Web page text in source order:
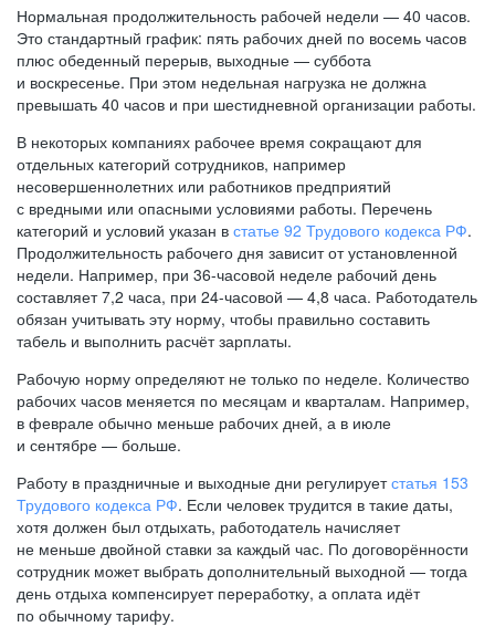
Нормальная продолжительность рабочей недели — 40 часов.
Это стандартный график: пять рабочих дней по восемь часов
плюс обеденный перерыв, выходные — суббота
и воскресенье. При этом недельная нагрузка не должна
превышать 40 часов и при шестидневной организации работы.
В некоторых компаниях рабочее время сокращают для
отдельных категорий сотрудников, например
несовершеннолетних или работников предприятий
с вредными или опасными условиями работы. Перечень
категорий и условий указан в статье 92 Трудового кодекса РФ.
Продолжительность рабочего дня зависит от установленной
недели. Например, при 36-часовой неделе рабочий день
составляет 7,2 часа, при 24-часовой — 4,8 часа. Работодатель
обязан учитывать эту норму, чтобы правильно составить
табель и выполнить расчёт зарплаты.
Рабочую норму определяют не только по неделе. Количество
рабочих часов меняется по месяцам и кварталам. Например,
в феврале обычно меньше рабочих дней, а в июле
и сентябре — больше.
Работу в праздничные и выходные дни регулируетстатья 153
Трудового кодекса РФ. Если человек трудится в такие даты,
хотя должен был отдыхать, работодатель начисляет
не меньше двойной ставки за каждый час. По договорённости
сотрудник может выбрать дополнительный выходной — тогда
день отдыха компенсирует переработку, а оплата идёт
по обычному тарифу.